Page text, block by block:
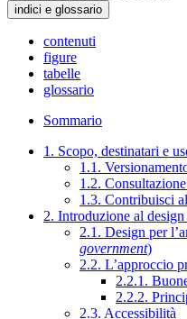
indici e glossario
contenuti
figure
tabelle
glossario
Sommario
1. Scopo, destinatari e
1.1.
1.2.
1.3. Contribuisci
2. Introduzione al
2.1. Design per
government)
2.2. L’approccio
2.2.1.
2.2.2.
2.3. Accessibilità